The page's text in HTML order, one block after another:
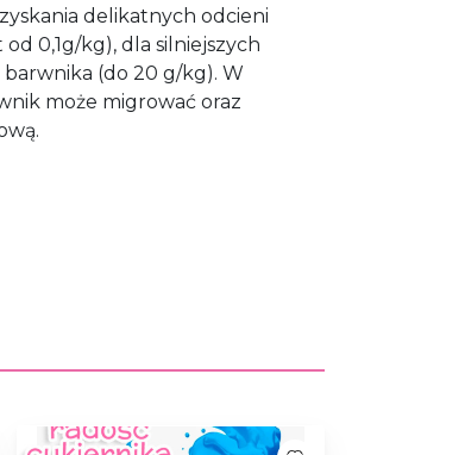
delikatnych odcieni
0,1g/kg), dla silniejszych
(do 20 g/kg). W
może migrować oraz